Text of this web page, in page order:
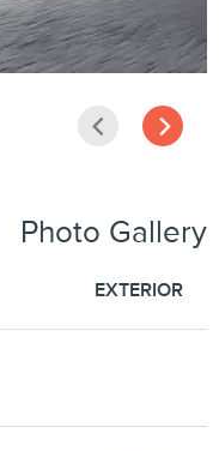
التالي السابق
Photo Gallery
EXTERIOR